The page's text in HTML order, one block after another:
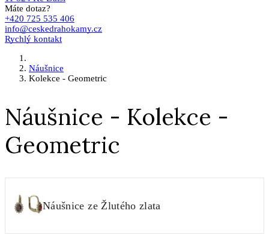
Máte dotaz?
+420 725 535 406
info@ceskedrahokamy.cz
Rychlý kontakt
Náušnice
Kolekce - Geometric
Náušnice - Kolekce -
Geometric
Náušnice ze Žlutého zlata